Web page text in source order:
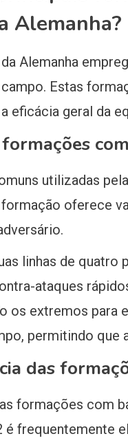
Alemanha?
Alemanha
Estas
eficácia geral da
utilizadas
formação oferece
linhas de
ataques
os extremos para
permitindo que
das
formações com
é frequentemente